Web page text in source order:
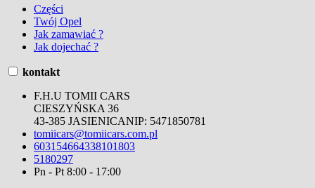
Części
Twój Opel
Jak zamawiać ?
Jak dojechać ?
kontakt
F.H.U TOMII CARS
CIESZYŃSKA 36
43-385 JASIENICANIP: 5471850781
tomiicars@tomiicars.com.pl
603154664338101803
5180297
Pn - Pt 8:00 - 17:00